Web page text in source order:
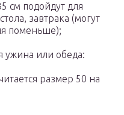
см подойдут для
завтрака (могут
поменьше);
ужина или обеда:
размер 50 на